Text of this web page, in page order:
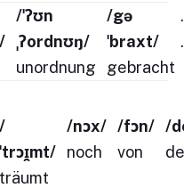
/ˈʔʊn
ˌʔordnʊŋ/
unordnung
/gə
ˈbraxt/
gebracht
.
.
/
ˈtrɔɪ̯mt/
träumt
/nɔx/
noch
/fɔn/
von
/